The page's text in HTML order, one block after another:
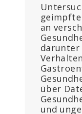
an
darunter
über
und